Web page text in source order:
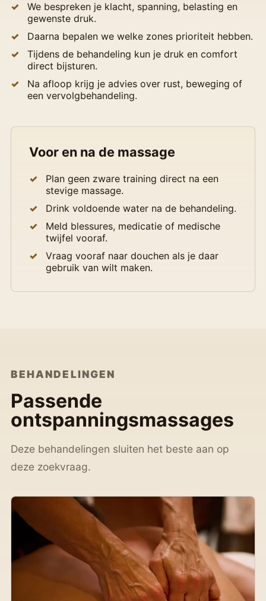
We bespreken je klacht, spanning, belasting en
gewenste druk.
Daarna bepalen we welke zones prioriteit hebben.
Tijdens de behandeling kun je druk en comfort
direct bijsturen.
Na afloop krijg je advies over rust, beweging of
een vervolgbehandeling.
Voor en na de massage
Plan geen zware training direct na een
stevige massage.
Drink voldoende water na de behandeling.
Meld blessures, medicatie of medische
twijfel vooraf.
Vraag vooraf naar douchen als je daar
gebruik van wilt maken.
BEHANDELINGEN
Passende
ontspanningsmassages
Deze behandelingen sluiten het beste aan op
deze zoekvraag.